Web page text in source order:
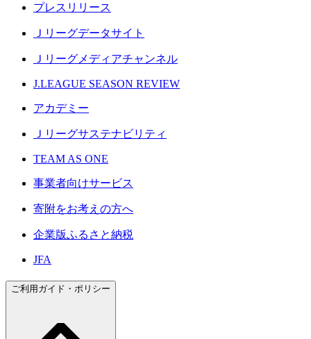
プレスリリース
Ｊリーグデータサイト
Ｊリーグメディアチャンネル
J.LEAGUE SEASON REVIEW
アカデミー
Ｊリーグサステナビリティ
TEAM AS ONE
事業者向けサービス
寄附をお考えの方へ
企業版ふるさと納税
JFA
ご利用ガイド・ポリシー